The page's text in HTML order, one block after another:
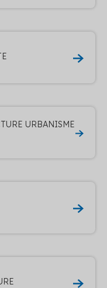
URBANISME